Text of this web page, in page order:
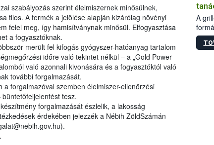
szabályozás szerint élelmiszernek minősülnek,
tilos. A termék a jelölése alapján kizárólag növényi
felel meg, így hamisítványnak minősül. Elfogyasztása
a fogyasztóknak.
merült fel kifogás gyógyszer-hatóanyag tartalom
időre való tekintet nélkül – a „Gold Power
való azonnali kivonására és a fogyasztóktól való
további forgalmazását.
forgalmazóval szemben élelmiszer-ellenőrzési
tesz.
forgalmazását észlelik, a lakosság
érdekében jelezzék a Nébih ZöldSzámán
.
A